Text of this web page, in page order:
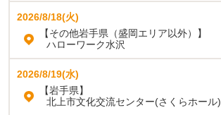
2026/8/18(火)
【その他岩手県（盛岡エリア以外）】
ハローワーク水沢
2026/8/19(水)
【岩手県】
北上市文化交流センター(さくらホール)